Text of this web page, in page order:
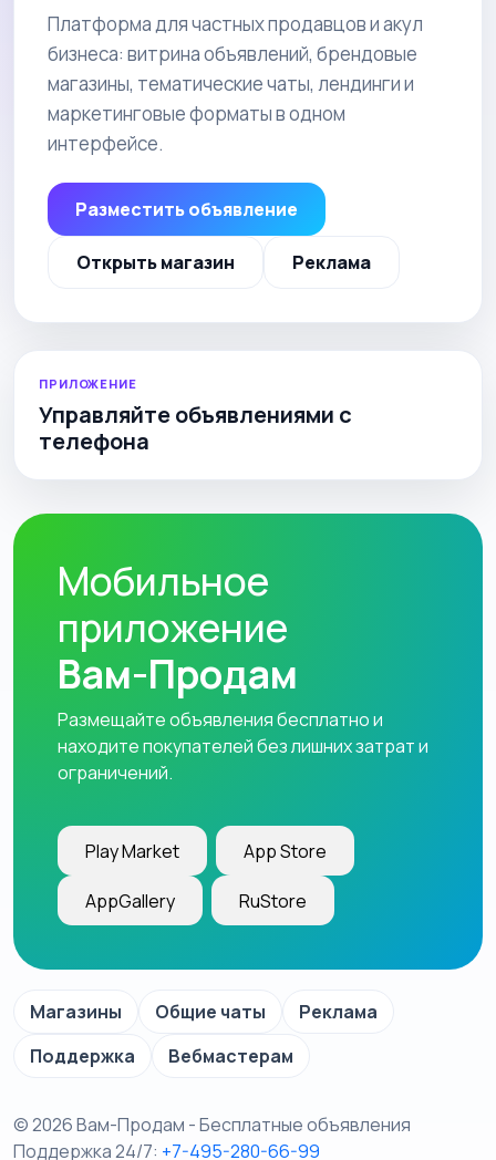
Платформа для частных продавцов и акул
бизнеса: витрина объявлений, брендовые
магазины, тематические чаты, лендинги и
маркетинговые форматы в одном
интерфейсе.
Разместить объявление
Открыть магазин Реклама
ПРИЛОЖЕНИЕ
Управляйте объявлениями с
телефона
Мобильное
приложение
Вам-Продам
Размещайте объявления бесплатно и
находите покупателей без лишних затрат и
ограничений.
Play Market App Store
AppGallery RuStore
Магазины Общие чаты
Реклама
Поддержка
Вебмастерам
© 2026 Вам-Продам - Бесплатные объявления
Поддержка 24/7: +7-495-280-66-99